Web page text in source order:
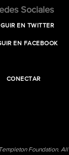
Sociales
EN TWITTER
EN FACEBOOK
CONECTAR
Foundation.